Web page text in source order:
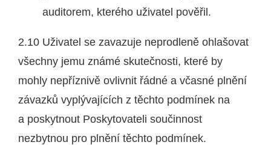
auditorem, kterého uživatel pověřil.
2.10 Uživatel se zavazuje neprodleně ohlašovat
všechny jemu známé skutečnosti, které by
mohly nepříznivě ovlivnit řádné a včasné plnění
závazků vyplývajících z těchto podmínek na
a poskytnout Poskytovateli součinnost
nezbytnou pro plnění těchto podmínek.